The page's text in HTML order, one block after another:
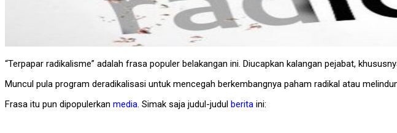
“Terpapar radikalisme” adalah frasa populer belakangan ini. Diucapkan kalangan pejabat,
Muncul pula program deradikalisasi untuk mencegah berkembangnya paham radikal atau
Frasa itu pun dipopulerkan media. Simak saja judul-judul berita ini: